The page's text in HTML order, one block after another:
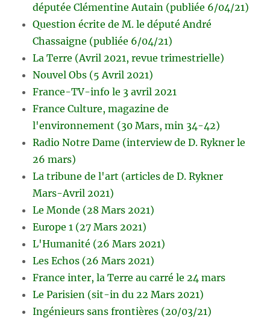
députée Clémentine Autain (publiée 6/04/21)
Question écrite de M. le député André
Chassaigne (publiée 6/04/21)
La Terre (Avril 2021, revue trimestrielle)
Nouvel Obs (5 Avril 2021)
France-TV-info le 3 avril 2021
France Culture, magazine de
l'environnement (30 Mars, min 34-42)
Radio Notre Dame (interview de D. Rykner le
26 mars)
La tribune de l'art (articles de D. Rykner
Mars-Avril 2021)
Le Monde (28 Mars 2021)
Europe 1 (27 Mars 2021)
L'Humanité (26 Mars 2021)
Les Echos (26 Mars 2021)
France inter, la Terre au carré le 24 mars
Le Parisien (sit-in du 22 Mars 2021)
Ingénieurs sans frontières (20/03/21)